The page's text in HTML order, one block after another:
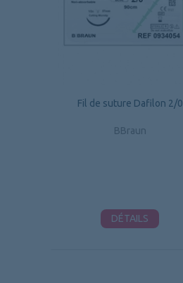
Fil de suture Dafilon 2/0
BBraun
DÉTAILS